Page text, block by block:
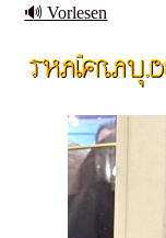
🔊 Vorlesen